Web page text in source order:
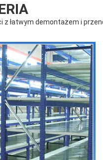
z łatwym demontażem i